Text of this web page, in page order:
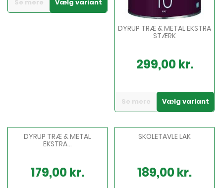
Se mere Vælg variant
DYRUP TRÆ & METAL EKSTRA
STÆRK
299,00 kr.
Se mere Vælg variant
DYRUP TRÆ & METAL
EKSTRA...
179,00 kr.
SKOLETAVLE LAK
189,00 kr.